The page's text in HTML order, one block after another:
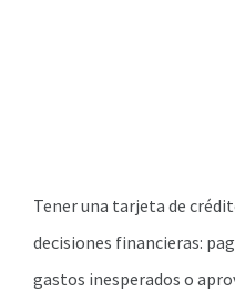
Tener una tarjeta de
decisiones financieras:
gastos inesperados o